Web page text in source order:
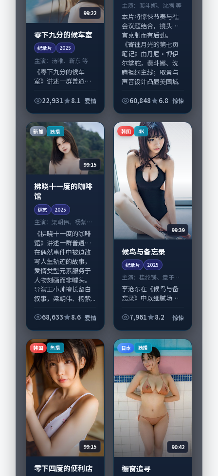
99:22
零下九分的候车室
纪录片 2025
主演： 汤唯、靳东 等
《零下九分的候车
室》讲述一群普通人
写人生轨迹的故事，
导演陈凯歌擅长留白
叙事，汤唯、靳东的
情...
22,931 8.1 爱情
主演： 裴斗娜、沈腾 等
本片将惊悚节奏与社
会议题结合，镜头语
言克制而有后劲。
《寄往月光的第七页
笔记》由丹尼·博伊
尔掌舵，裴斗娜、沈
腾担纲主线；取景与
声音设计凸显美国城
60,848
6.8 惊悚
新加 独播
99:15
拂晓十一度的咖啡
馆
综艺 2025
主演： 梁朝伟、杨紫琼
等
《拂晓十一度的咖啡
馆》讲述一群普通人
在偶然事件中被迫改
写人生轨迹的故事，
爱情类型元素服务于
人物刻画而非噱头。
导演王小帅擅长留白
叙事，梁朝伟、杨紫...
68,633 8.6 爱情
韩国 4K
99:39
候鸟与备忘录
纪录片 2025
主演：桂纶镁、章子怡
等
李沧东在《候鸟与备
忘录》中以细腻场面
桂纶镁、章子怡领衔
韩国完成制作协同，
2025-01-2...
7,961 8.2 惊悚
韩国 热播
99:15
零下四度的便利店
日本 独播
90:42
橱窗追寻